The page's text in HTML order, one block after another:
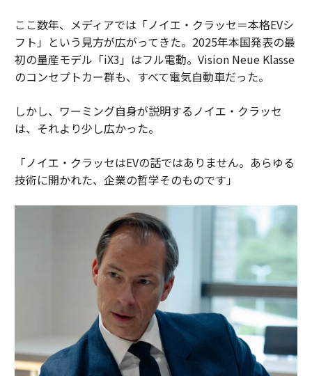
ここ数年、メディアでは「ノイエ・クラッセ＝本格EVシ
フト」という見方が広がってきた。2025年本国発表の最
初の量産モデル「iX3」はフル電動。Vision Neue Klasse
のコンセプトカー群も、すべて電気自動車だった。
しかし、ワーミング自身が説明するノイエ・クラッセ
は、それより少し広かった。
「ノイエ・クラッセはEVの話ではありません。あらゆる
技術に開かれた、企業の哲学そのものです」